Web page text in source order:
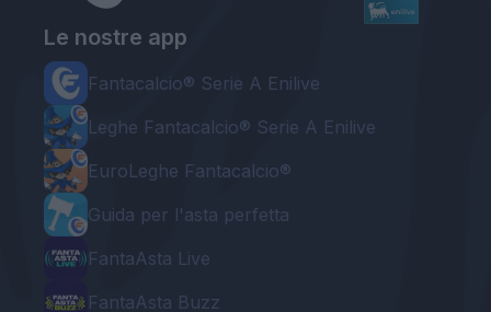
Le nostre app
Fantacalcio® Serie A Enilive
Leghe Fantacalcio® Serie A Enilive
EuroLeghe Fantacalcio®
Guida per l'asta perfetta
FantaAsta Live
FantaAsta Buzz